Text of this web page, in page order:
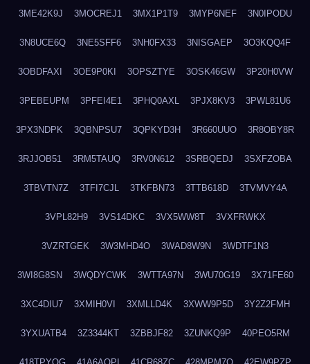
3ME42K9J 3MOCREJ1 3MX1P1T9 3MYP6NEF 3N0IPODU
3N8UCE6Q 3NE5SFF6 3NH0FX33 3NISGAEP 3O3KQQ4F
3OBDFAXI 3OE9P0KI 3OPSZTYE 3OSK46GW 3P20H0VW
3PEBEUPM 3PFEI4E1 3PHQ0AXL 3PJX8KV3 3PWL81U6
3PX3NDPK 3QBNPSU7 3QPKYD3H 3R660UUO 3R8OBY8R
3RJJOB51 3RM5TAUQ 3RV0N612 3SRBQEDJ 3SXFZOBA
3TBVTN7Z 3TFI7CJL 3TKFBN73 3TTB618D 3TVMVY4A
3VPL82H9 3VS14DKC 3VX5WW8T 3VXFRWKX
3VZRTGEK 3W3MHD4O 3WAD8W9N 3WDTF1N3
3WI8G8SN 3WQDYCWK 3WTTA97N 3WU70G19 3X71FE60
3XC4DIU7 3XMIH0VI 3XMLLD4K 3XWW9P5D 3Y2Z2FMH
3YXUATB4 3Z3344KT 3ZBBJF82 3ZUNKQ9P 40PEO5RM